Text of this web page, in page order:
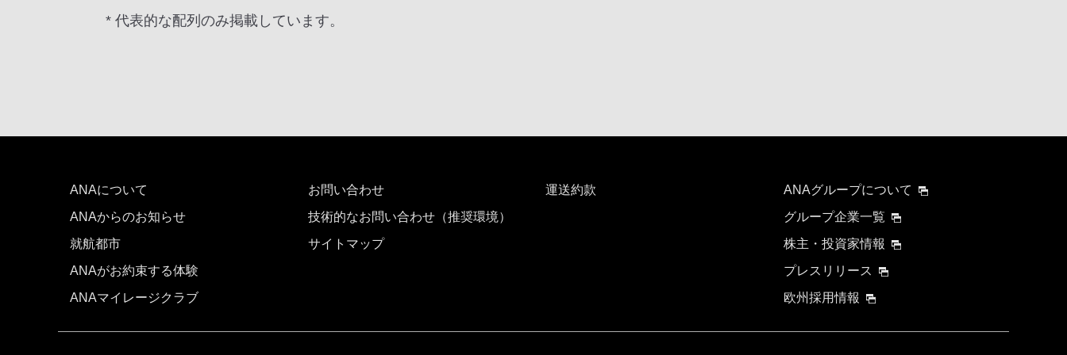
* 代表的な配列のみ掲載しています。
ANAについて
ANAからのお知らせ
就航都市
ANAがお約束する体験
ANAマイレージクラブ
お問い合わせ
技術的なお問い合わせ（推奨環境）
サイトマップ
運送約款
ANAグループについて
グループ企業一覧
株主・投資家情報
プレスリリース
欧州採用情報